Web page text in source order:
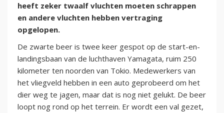
heeft zeker twaalf vluchten moeten schrappen
en andere vluchten hebben vertraging
opgelopen.
De zwarte beer is twee keer gespot op de start-en-
landingsbaan van de luchthaven Yamagata, ruim 250
kilometer ten noorden van Tokio. Medewerkers van
het vliegveld hebben in een auto geprobeerd om het
dier weg te jagen, maar dat is nog niet gelukt. De beer
loopt nog rond op het terrein. Er wordt een val gezet,